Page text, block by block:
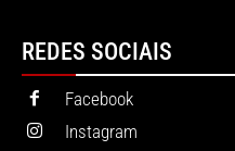
REDES SOCIAIS
Facebook
Instagram